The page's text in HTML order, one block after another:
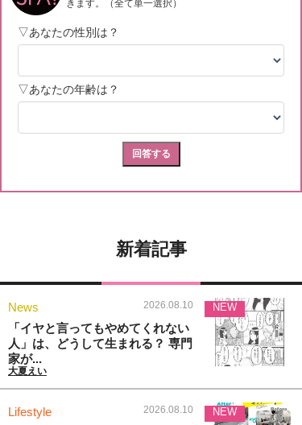
新着記事
News 2026.08.10
「イヤと言ってもやめてくれない
人」は、どうして生まれる？ 専門
家が...
大夏えい
NEW
Lifestyle 2026.08.10 NEW